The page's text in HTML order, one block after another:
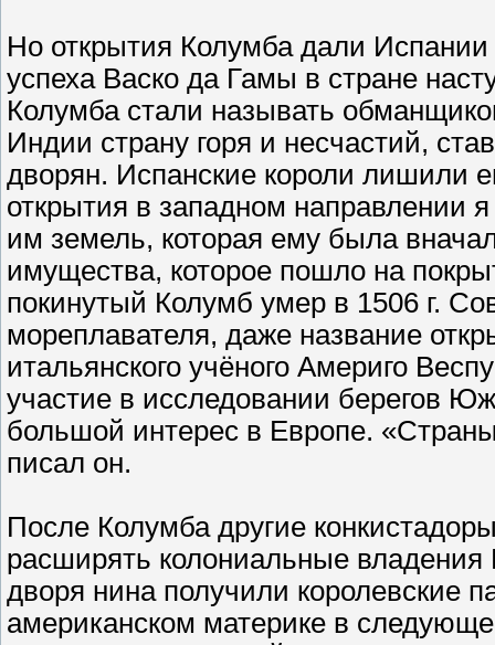
Но открытия Колумба дали
успеха Васко да Гамы в стране
Колумба стали называть
Индии страну горя и несчастий,
дворян. Испанские короли лишили
открытия в западном направлении
им земель, которая ему была
имущества, которое пошло на
покинутый Колумб умер в 1506 г.
мореплавателя, даже название
итальянского учёного Америго
участие в исследовании берегов
большой интерес в Европе.
писал он.
После Колумба другие
расширять колониальные
дворя нина получили королевские
американском материке в